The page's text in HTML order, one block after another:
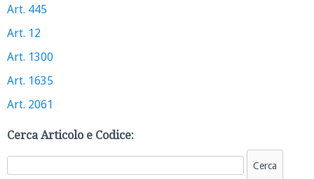
Art. 445
Art. 12
Art. 1300
Art. 1635
Art. 2061
Cerca Articolo e Codice: